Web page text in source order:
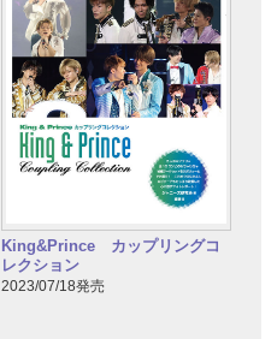
King&Prince カップリングコ
レクション
2023/07/18発売